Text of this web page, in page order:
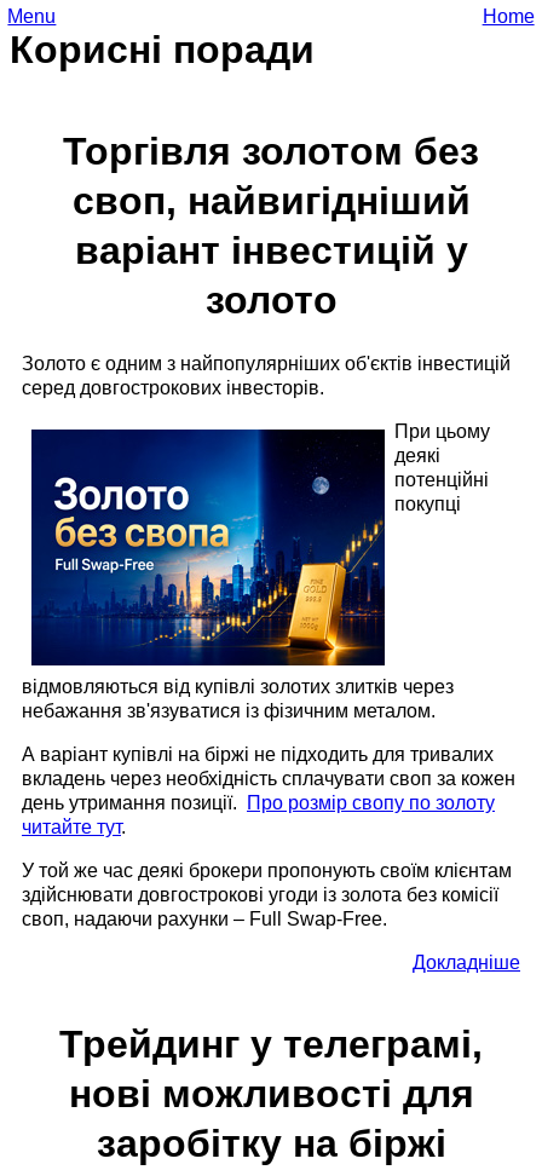
Корисні поради
Menu Home
Торгівля золотом без
своп, найвигідніший
варіант інвестицій у
золото
Золото є одним з найпопулярніших об'єктів інвестицій
серед довгострокових інвесторів.
При цьому
деякі
потенційні
покупці
відмовляються від купівлі золотих злитків через
небажання зв'язуватися із фізичним металом.
А варіант купівлі на біржі не підходить для тривалих
вкладень через необхідність сплачувати своп за кожен
день утримання позиції.
Про розмір свопу по золоту
читайте тут.
У той же час деякі брокери пропонують своїм клієнтам
здійснювати довгострокові угоди із золота без комісії
своп, надаючи рахунки – Full Swap-Free.
Докладніше
Трейдинг у телеграмі,
нові можливості для
заробітку на біржі